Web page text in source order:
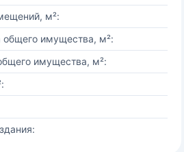
м²:
имущества, м²:
имущества, м²: